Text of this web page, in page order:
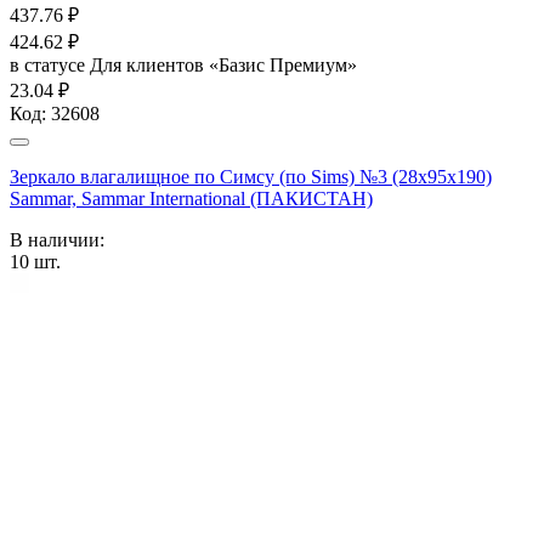
437.76 ₽
424.62 ₽
в статусе Для клиентов «Базис Премиум»
23.04 ₽
Код: 32608
Зеркало влагалищное по Симсу (по Sims) №3 (28х95х190)
Sammar, Sammar International (ПАКИСТАН)
В наличии:
10 шт.